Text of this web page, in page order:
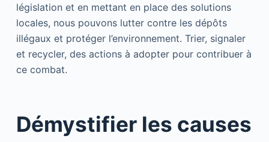
législation et en mettant en place des solutions
locales, nous pouvons lutter contre les dépôts
illégaux et protéger l’environnement. Trier, signaler
et recycler, des actions à adopter pour contribuer à
ce combat.
Démystifier les causes